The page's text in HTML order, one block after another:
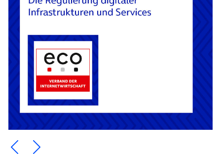
Ein Element zurück blättern
Ein Element weiter blättern